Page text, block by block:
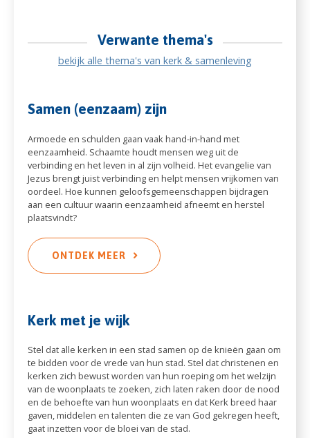
Verwante thema's
bekijk alle thema's van kerk & samenleving
Samen (eenzaam) zijn
Armoede en schulden gaan vaak hand-in-hand met
eenzaamheid. Schaamte houdt mensen weg uit de
verbinding en het leven in al zijn volheid. Het evangelie van
Jezus brengt juist verbinding en helpt mensen vrijkomen van
oordeel. Hoe kunnen geloofsgemeenschappen bijdragen
aan een cultuur waarin eenzaamheid afneemt en herstel
plaatsvindt?
ONTDEK MEER
Kerk met je wijk
Stel dat alle kerken in een stad samen op de knieën gaan om
te bidden voor de vrede van hun stad. Stel dat christenen en
kerken zich bewust worden van hun roeping om het welzijn
van de woonplaats te zoeken, zich laten raken door de nood
en de behoefte van hun woonplaats en dat Kerk breed haar
gaven, middelen en talenten die ze van God gekregen heeft,
gaat inzetten voor de bloei van de stad.